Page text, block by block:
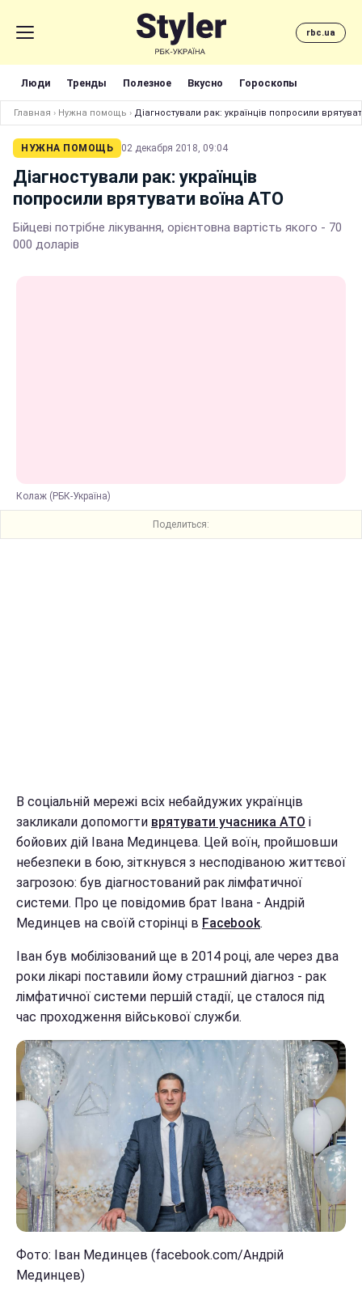
rbc.ua
Люди Тренды Полезное Вкусно Гороскопы
Главная › Нужна помощь › Діагностували рак: українців попросили
НУЖНА ПОМОЩЬ 02 декабря 2018, 09:04
Діагностували рак: українців
попросили врятувати воїна АТО
Бійцеві потрібне лікування, орієнтовна вартість якого - 70
000 доларів
Колаж (РБК-Україна)
Поделиться:
В соціальній мережі всіх небайдужих українців
закликали допомогти врятувати учасника АТО і
бойових дій Івана Мединцева. Цей воїн, пройшовши
небезпеки в бою, зіткнувся з несподіваною життєвої
загрозою: був діагностований рак лімфатичної
системи. Про це повідомив брат Івана - Андрій
Мединцев на своїй сторінці в Facebook.
Іван був мобілізований ще в 2014 році, але через два
роки лікарі поставили йому страшний діагноз - рак
лімфатичної системи першій стадії, це сталося під
час проходження військової служби.
Фото: Іван Мединцев (facebook.com/Андрій
Мединцев)